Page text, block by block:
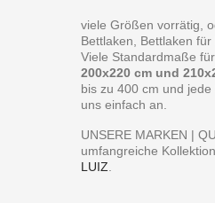
viele Größen vorrätig,
Bettlaken, Bettlaken
Viele Standardmaße
200x220 cm und
bis zu 400 cm und
uns einfach an.
UNSERE MARKEN |
umfangreiche
LUIZ.